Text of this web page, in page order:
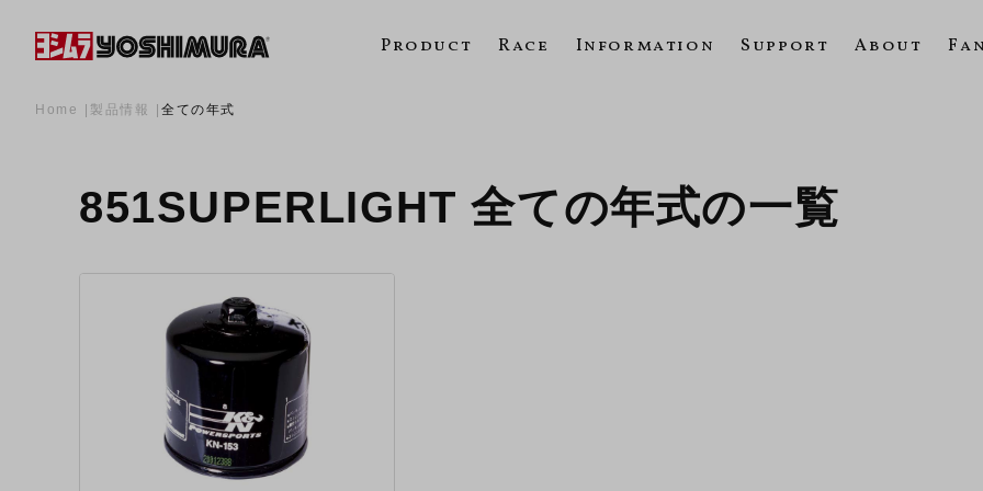
Product Race Information Support About
Home 製品情報 全ての年式
851SUPERLIGHT 全ての年式の一覧